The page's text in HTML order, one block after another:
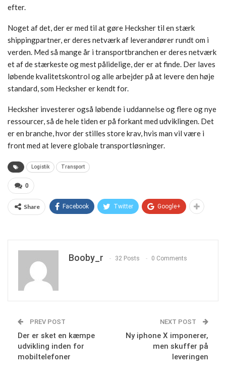
efter.
Noget af det, der er med til at gøre Hecksher til en stærk
shippingpartner, er deres netværk af leverandører rundt om i
verden. Med så mange år i transportbranchen er deres netværk
et af de stærkeste og mest pålidelige, der er at finde. Der laves
løbende kvalitetskontrol og alle arbejder på at levere den høje
standard, som Hecksher er kendt for.
Hecksher investerer også løbende i uddannelse og flere og nye
ressourcer, så de hele tiden er på forkant med udviklingen. Det
er en branche, hvor der stilles store krav, hvis man vil være i
front med at levere globale transportløsninger.
Logistik Transport
0
Share Facebook Twitter Google+
Booby_r 32 Posts 0 Comments
PREV POST
Der er sket en kæmpe
udvikling inden for
mobiltelefoner
NEXT POST
Ny iphone X imponerer,
men skuffer på
leveringen